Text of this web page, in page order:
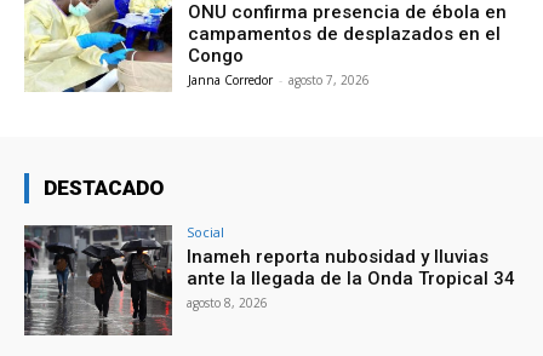
ONU confirma presencia de ébola en
campamentos de desplazados en el
Congo
Janna Corredor - agosto 7, 2026
DESTACADO
Social
Inameh reporta nubosidad y lluvias
ante la llegada de la Onda Tropical 34
agosto 8, 2026